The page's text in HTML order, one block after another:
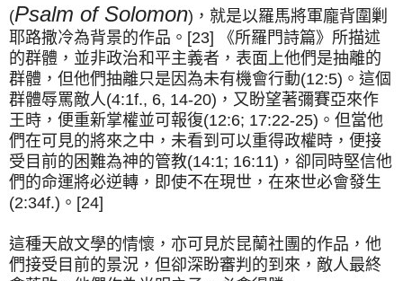
(Psalm of Solomon)，就是以羅馬將軍龐背圍剿
耶路撒冷為背景的作品。[23] 《所羅門詩篇》所描述
的群體，並非政治和平主義者，表面上他們是抽離的
群體，但他們抽離只是因為未有機會行動(12:5)。這個
群體辱罵敵人(4:1f., 6, 14-20)，又盼望著彌賽亞來作
王時，便重新掌權並可報復(12:6; 17:22-25)。但當他
們在可見的將來之中，未看到可以重得政權時，便接
受目前的困難為神的管教(14:1; 16:11)，卻同時堅信他
們的命運將必逆轉，即使不在現世，在來世必會發生
(2:34f.)。[24]
這種天啟文學的情懷，亦可見於昆蘭社團的作品，他
們接受目前的景況，但卻深盼審判的到來，敵人最終